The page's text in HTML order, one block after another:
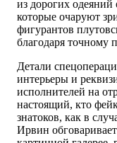
из дорогих одеяний
которые очаруют
фигурантов
благодаря точному
Детали
интерьеры и
исполнителей на
настоящий, кто
знатоков, как в
Ирвин